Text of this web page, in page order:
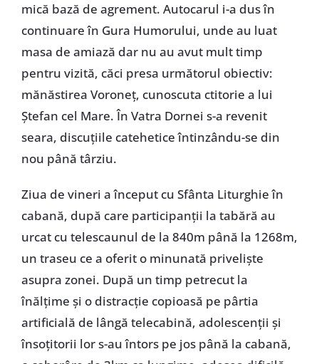
mică bază de agrement. Autocarul i-a dus în
continuare în Gura Humorului, unde au luat
masa de amiază dar nu au avut mult timp
pentru vizită, căci presa următorul obiectiv:
mănăstirea Voroneţ, cunoscuta ctitorie a lui
Ştefan cel Mare. În Vatra Dornei s-a revenit
seara, discuţiile catehetice întinzându-se din
nou până târziu.
Ziua de vineri a început cu Sfânta Liturghie în
cabană, după care participanţii la tabără au
urcat cu telescaunul de la 840m până la 1268m,
un traseu ce a oferit o minunată privelişte
asupra zonei. După un timp petrecut la
înălţime şi o distracţie copioasă pe pârtia
artificială de lângă telecabină, adolescenţii şi
însoţitorii lor s-au întors pe jos până la cabană,